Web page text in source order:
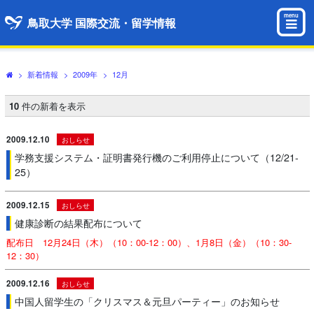
鳥取大学 国際交流・留学情報 menu
> 新着情報 > 2009年 > 12月
10 件の新着を表示
2009.12.10 おしらせ
学務支援システム・証明書発行機のご利用停止について（12/21-
25）
2009.12.15 おしらせ
健康診断の結果配布について
配布日 12月24日（木）（10：00-12：00）、1月8日（金）（10：30-
12：30）
2009.12.16 おしらせ
中国人留学生の「クリスマス＆元旦パーティー」のお知らせ